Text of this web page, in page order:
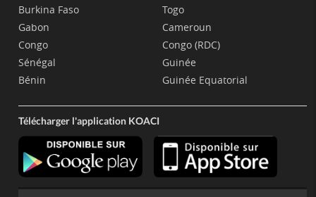
Burkina Faso
Gabon
Congo
Sénégal
Bénin
Togo
Cameroun
Congo (RDC)
Guinée
Guinée Equatorial
Télécharger l'application KOACI